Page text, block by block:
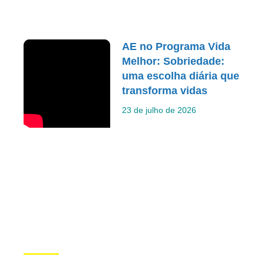
AE no Programa Vida
Melhor: Sobriedade:
uma escolha diária que
transforma vidas
23 de julho de 2026